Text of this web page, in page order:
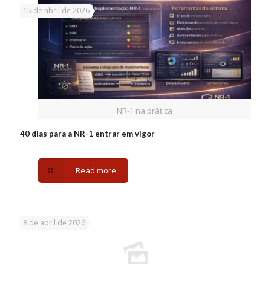
NR-1 na prática
15 de abril de 2026
40 dias para a NR-1 entrar em vigor
Read more
8 de abril de 2026